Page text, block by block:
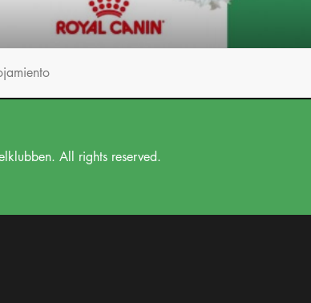
All rights reserved.